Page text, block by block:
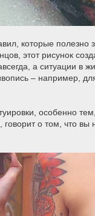
которые полезно
этот рисунок
а ситуации
– например,
особенно
говорит о том, что